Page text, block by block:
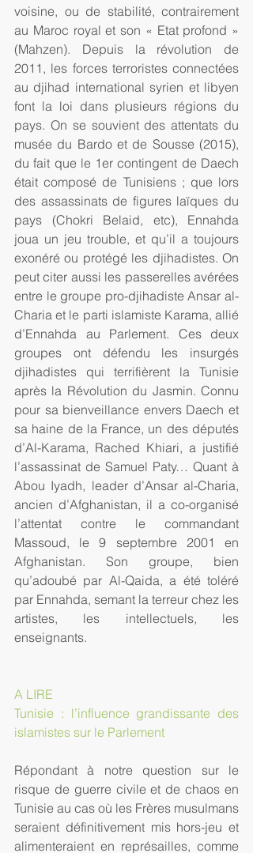
voisine, ou de stabilité, contrairement
au Maroc royal et son « Etat profond »
(Mahzen). Depuis la révolution de
2011, les forces terroristes connectées
au djihad international syrien et libyen
font la loi dans plusieurs régions du
pays. On se souvient des attentats du
musée du Bardo et de Sousse (2015),
du fait que le 1er contingent de Daech
était composé de Tunisiens ; que lors
des assassinats de figures laïques du
pays (Chokri Belaid, etc), Ennahda
joua un jeu trouble, et qu’il a toujours
exonéré ou protégé les djihadistes. On
peut citer aussi les passerelles avérées
entre le groupe pro-djihadiste Ansar al-
Charia et le parti islamiste Karama, allié
d’Ennahda au Parlement. Ces deux
groupes ont défendu les insurgés
djihadistes qui terrifièrent la Tunisie
après la Révolution du Jasmin. Connu
pour sa bienveillance envers Daech et
sa haine de la France, un des députés
d’Al-Karama, Rached Khiari, a justifié
l’assassinat de Samuel Paty… Quant à
Abou Iyadh, leader d’Ansar al-Charia,
ancien d’Afghanistan, il a co-organisé
l’attentat contre le commandant
Massoud, le 9 septembre 2001 en
Afghanistan. Son groupe, bien
qu’adoubé par Al-Qaida, a été toléré
par Ennahda, semant la terreur chez les
artistes, les intellectuels, les
enseignants.
A LIRE
Tunisie : l’influence grandissante des
islamistes sur le Parlement
Répondant à notre question sur le
risque de guerre civile et de chaos en
Tunisie au cas où les Frères musulmans
seraient définitivement mis hors-jeu et
alimenteraient en représailles, comme